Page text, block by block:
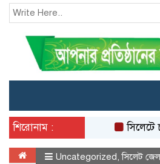
শিরোনাম :
সিলেটে
Uncategorized,সিলেট